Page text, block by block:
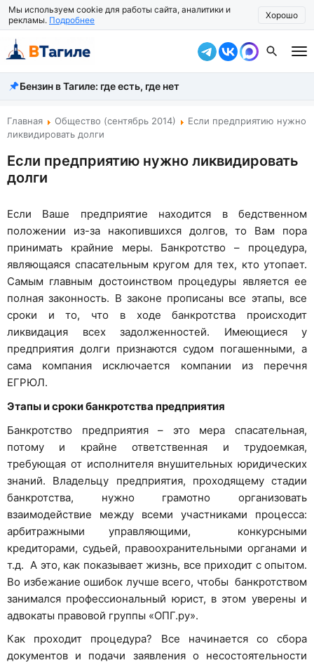
Мы используем cookie для работы сайта, аналитики и
рекламы. Подробнее Хорошо
Все новости
Происшествия
Власть
Экономика
Общество
Рассказать новость
Бензин в Тагиле: где есть, где нет
Главная Общество (сентябрь 2014)
Если предприятию нужно
ликвидировать долги
Если предприятию нужно ликвидировать
долги
Если Ваше предприятие находится в бедственном
положении из-за накопившихся долгов, то Вам пора
принимать крайние меры. Банкротство – процедура,
являющаяся спасательным кругом для тех, кто утопает.
Самым главным достоинством процедуры является ее
полная законность. В законе прописаны все этапы, все
сроки и то, что в ходе банкротства происходит
ликвидация всех задолженностей. Имеющиеся у
предприятия долги признаются судом погашенными, а
сама компания исключается компании из перечня
ЕГРЮЛ.
Этапы и сроки банкротства предприятия
Банкротство предприятия – это мера спасательная,
потому и крайне ответственная и трудоемкая,
требующая от исполнителя внушительных юридических
знаний. Владельцу предприятия, проходящему стадии
банкротства, нужно грамотно организовать
взаимодействие между всеми участниками процесса:
арбитражными управляющими, конкурсными
кредиторами, судьей, правоохранительными органами и
т.д. А это, как показывает жизнь, все приходит с опытом.
Во избежание ошибок лучше всего, чтобы банкротством
занимался профессиональный юрист, в этом уверены и
адвокаты правовой группы «ОПГ.ру».
Как проходит процедура? Все начинается со сбора
документов и подачи заявления о несостоятельности